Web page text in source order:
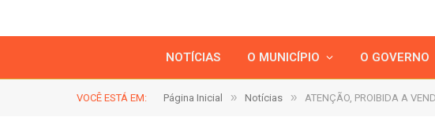
NOTÍCIAS O MUNICÍPIO O GOVERNO
VOCÊ ESTÁ EM: Página Inicial » Notícias » ATENÇÃO, PROIBIDA A